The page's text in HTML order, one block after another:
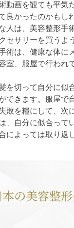
動画を観ても平気
良かったのかもし
人は、美容整形手
セサリーを買うよ
術は、健康な体に
室、服屋で行われ
を切って自分に似
できます。服屋で
敗を糧にして、次
、自分に似合って
によっては取り返
本の美容整